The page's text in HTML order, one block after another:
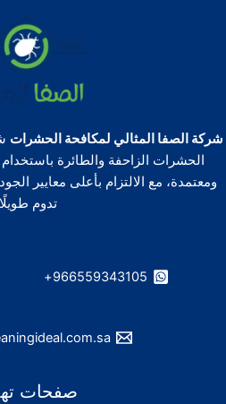
شركة الصفا المثالي لمكافحة الحشرات
الحشرات الزاحفة والطائرة
ومعتمدة، مع الالتزام بأعلى معايير
تدوم
966559343105+
صفحات